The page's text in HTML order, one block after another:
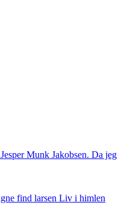
Da jeg
Liv i himlen